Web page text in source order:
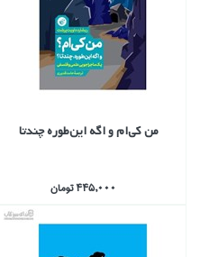
من كي‌ام و اگه اين‌طوره چندتا
445,000 تومان